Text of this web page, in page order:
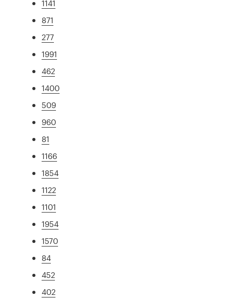
1141
871
277
1991
462
1400
509
960
81
1166
1854
1122
1101
1954
1570
84
452
402